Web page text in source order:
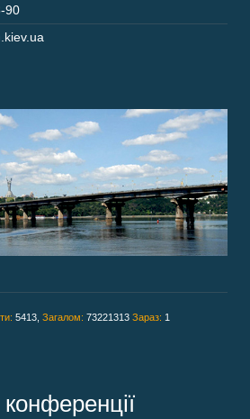
90
5413, Загалом: 73221313 Зараз: 1